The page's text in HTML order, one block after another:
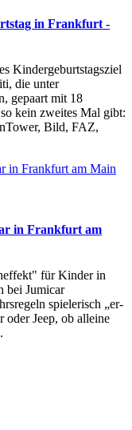
in Frankfurt -
Kindergeburtstagsziel
die unter
gepaart mit 18
kein zweites Mal gibt:
Bild, FAZ,
in Frankfurt am
für Kinder in
bei Jumicar
spielerisch „er-
oder Jeep, ob alleine